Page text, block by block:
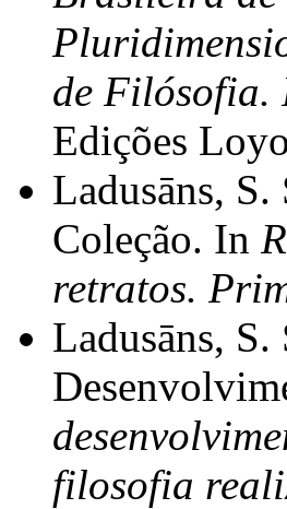
de Filósofia.
Edições
Ladusāns,
Coleção. In
retratos.
Ladusāns,
filosofia